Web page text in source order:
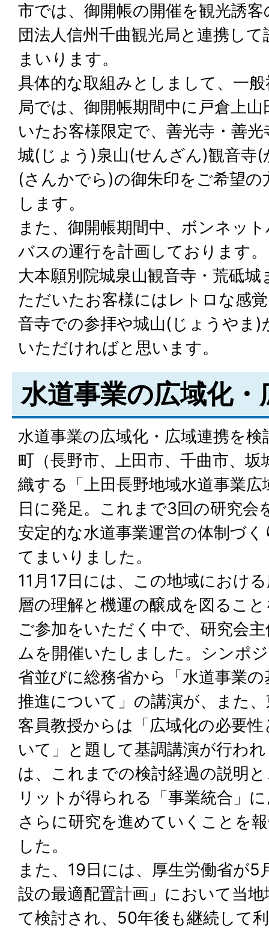
市では、御開帳の開催を観光誘
団法人信州千曲観光局と連携し
まいります。
具体的な取組みとしまして、一
局では、御開帳期間中に戸倉上
いたお客様限定で、善光寺・善
城(じょう)泉山(せんざん)観音寺
(さんかでら)の御朱印をご希望
します。
また、御開帳期間中、ボンネッ
バスの運行を計画しております
大本願別院城泉山観音寺・荒砥
ただいたお客様にはレトロな感
音寺での参拝や城山(じょうやま
いただければと思います。
水道事業の広域化・
水道事業の広域化・広域連携を
町（長野市、上田市、千曲市、
織する「上田長野地域水道事業
日に発足。これまで3回の研究会
安定的な水道事業運営の体制づ
てまいりました。
11月17日には、この地域におけ
層の理解と機運の醸成を図るこ
ご参加をいただく中で、研究会
ムを開催いたしました。シンポ
省並びに総務省から「水道事業
推進について」の講演が、また
客員教授からは「広域化の必要
いて」と題して基調講演が行わ
は、これまでの検討経過の説明
リットが得られる「事業統合」
さらに研究を進めていくことを
した。
また、19日には、厚生労働省が5
設の最適配置計画」において当
て検討され、50年後も継続して